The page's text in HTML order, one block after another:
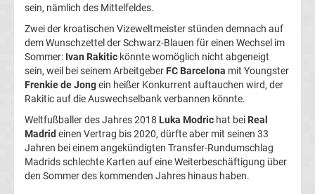
League
La
Liga
Serie
sein, nämlich des Mittelfeldes.
Zwei der kroatischen Vizeweltmeister stünden demnach auf
dem Wunschzettel der Schwarz-Blauen für einen Wechsel im
Sommer: Ivan Rakitic könnte womöglich nicht abgeneigt
sein, weil bei seinem Arbeitgeber FC Barcelona mit Youngster
Frenkie de Jongein heißer Konkurrent auftauchen wird, der
Rakitic auf die Auswechselbank verbannen könnte.
Weltfußballer des Jahres 2018 Luka Modric hat bei Real
Madrid einen Vertrag bis 2020, dürfte aber mit seinen 33
Jahren bei einem angekündigten Transfer-Rundumschlag
Madrids schlechte Karten auf eine Weiterbeschäftigung über
den Sommer des kommenden Jahres hinaus haben.